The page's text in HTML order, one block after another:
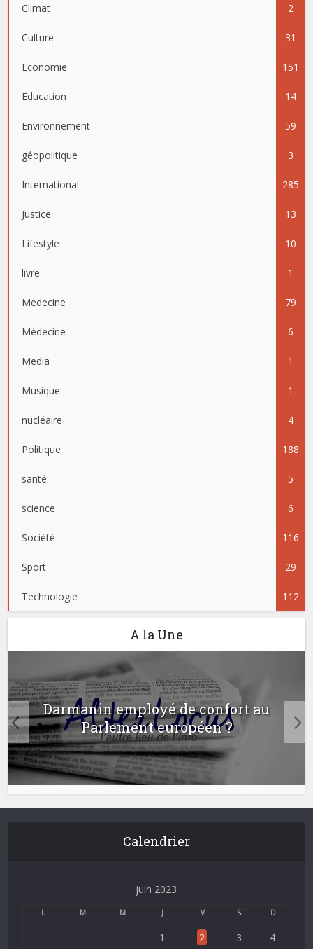
Climat 2
Culture 31
Economie 151
Education 14
Environnement 59
géopolitique 3
International 285
Justice 13
Lifestyle 10
livre 1
Medecine 79
Médecine 6
Media 1
Musique 1
nucléaire 4
Politique 188
santé 5
science 6
Société 116
Sport 29
Technologie 112
A la Une
Darmanin employé de confort au
Parlement européen ?
Calendrier
juin 2023
L M M J V S D
1 2 3 4